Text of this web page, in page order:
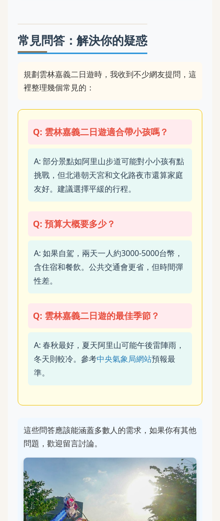
常見問答：解決你的疑惑
規劃雲林嘉義二日遊時，我收到不少網友提問，這
裡整理幾個常見的：
Q: 雲林嘉義二日遊適合帶小孩嗎？
A: 部分景點如阿里山步道可能對小小孩有點
挑戰，但北港朝天宮和文化路夜市還算家庭
友好。建議選擇平緩的行程。
Q: 預算大概要多少？
A: 如果自駕，兩天一人約3000-5000台幣，
含住宿和餐飲。公共交通會更省，但時間彈
性差。
Q: 雲林嘉義二日遊的最佳季節？
A: 春秋最好，夏天阿里山可能午後雷陣雨，
冬天則較冷。參考中央氣象局網站預報最
準。
這些問答應該能涵蓋多數人的需求，如果你有其他
問題，歡迎留言討論。